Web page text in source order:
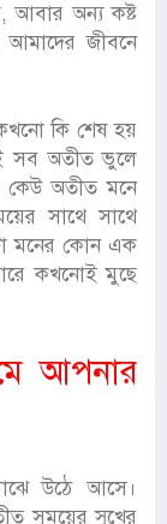
আবার অন্য কষ্ট
জীবনে
কি শেষ হয়
সব অতীত ভুলে
কেউ অতীত মনে
সাথে সাথে
মনের কোন এক
কখনোই মুছে
আপনার
উঠে আসে।
সময়ের সুখের